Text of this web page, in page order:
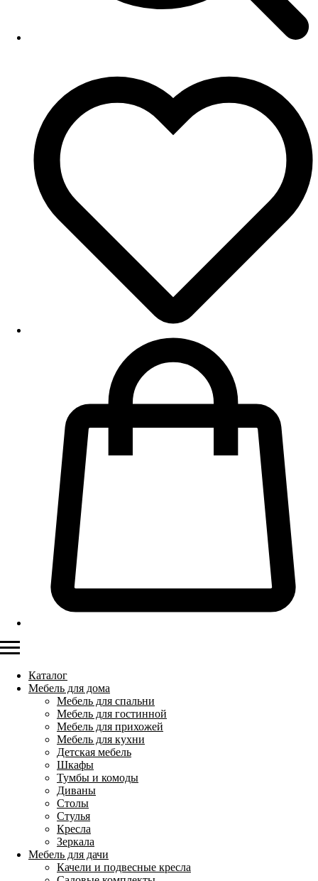
Каталог
Мебель для дома
Мебель для спальни
Мебель для гостинной
Мебель для прихожей
Мебель для кухни
Детская мебель
Шкафы
Тумбы и комоды
Диваны
Столы
Стулья
Кресла
Зеркала
Мебель для дачи
Качели и подвесные кресла